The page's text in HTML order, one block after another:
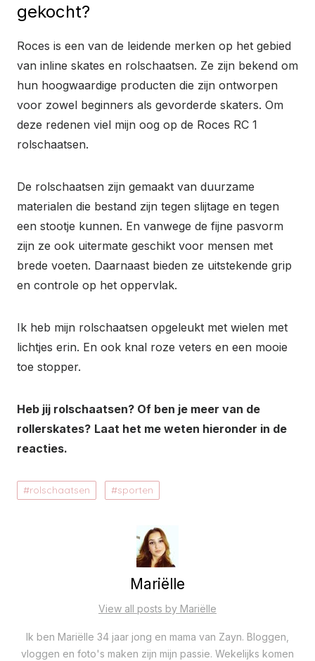
gekocht?
Roces is een van de leidende merken op het gebied
van inline skates en rolschaatsen. Ze zijn bekend om
hun hoogwaardige producten die zijn ontworpen
voor zowel beginners als gevorderde skaters. Om
deze redenen viel mijn oog op de Roces RC 1
rolschaatsen.
De rolschaatsen zijn gemaakt van duurzame
materialen die bestand zijn tegen slijtage en tegen
een stootje kunnen. En vanwege de fijne pasvorm
zijn ze ook uitermate geschikt voor mensen met
brede voeten. Daarnaast bieden ze uitstekende grip
en controle op het oppervlak.
Ik heb mijn rolschaatsen opgeleukt met wielen met
lichtjes erin. En ook knal roze veters en een mooie
toe stopper.
Heb jij rolschaatsen? Of ben je meer van de
rollerskates? Laat het me weten hieronder in de
reacties.
rolschaatsen sporten
Mariëlle
View all posts by Mariëlle
Ik ben Mariëlle 34 jaar jong en mama van Zayn. Bloggen,
vloggen en foto's maken zijn mijn passie. Wekelijks komen